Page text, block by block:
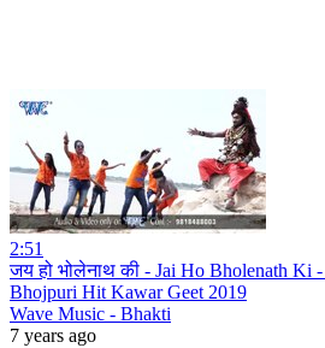
2:51
जय हो भोलेनाथ की - Jai Ho Bholenath Ki
Bhojpuri Hit Kawar Geet 2019
Wave Music - Bhakti
7 years ago